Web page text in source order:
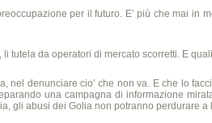
per il futuro. E’ più che mai in
tutela da operatori di mercato scorretti. E
denunciare cio’ che non va. E che lo
una campagna di informazione
gli abusi dei Golia non potranno perdurare a